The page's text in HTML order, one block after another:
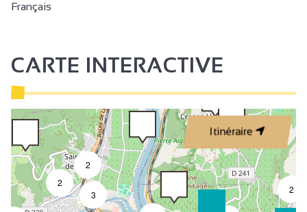
Français
CARTE INTERACTIVE
Itinéraire
2
2
2
3